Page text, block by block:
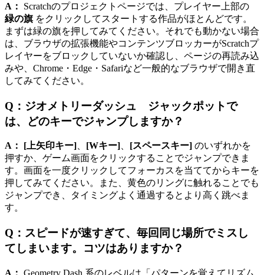
A：
Scratchのプロジェクトページでは、プレイヤー上部の
緑の旗をクリックしてスタートする作品がほとんどです。
まずは緑の旗を押してみてください。それでも動かない場合
は、ブラウザの拡張機能やコンテンツブロッカーがScratchプ
レイヤーをブロックしていないか確認し、ページの再読み込
みや、Chrome・Edge・Safariなど一般的なブラウザで開き直
してみてください。
Q：ジオメトリーダッシュ ジャックポットで
は、どのキーでジャンプしますか？
A： [上矢印キー] [Wキー] [スペースキー] のいずれかを
押すか、ゲーム画面をクリックすることでジャンプできま
す。画面を一度クリックしてフォーカスを当ててからキーを
押してみてください。また、黄色のリングに触れることでも
ジャンプでき、タイミングよく通過するとより高く跳べま
す。
Q：スピードが速すぎて、毎回同じ場所でミスし
てしまいます。コツはありますか？
A： Geometry Dash 系のレベルは「パターンを覚えてリズム